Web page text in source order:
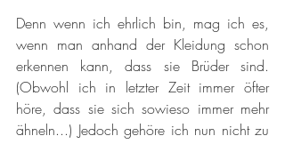
Denn wenn ich ehrlich bin, mag ich es,
wenn man anhand der Kleidung schon
erkennen kann, dass sie Brüder sind.
(Obwohl ich in letzter Zeit immer öfter
höre, dass sie sich sowieso immer mehr
ähneln...) Jedoch gehöre ich nun nicht zu